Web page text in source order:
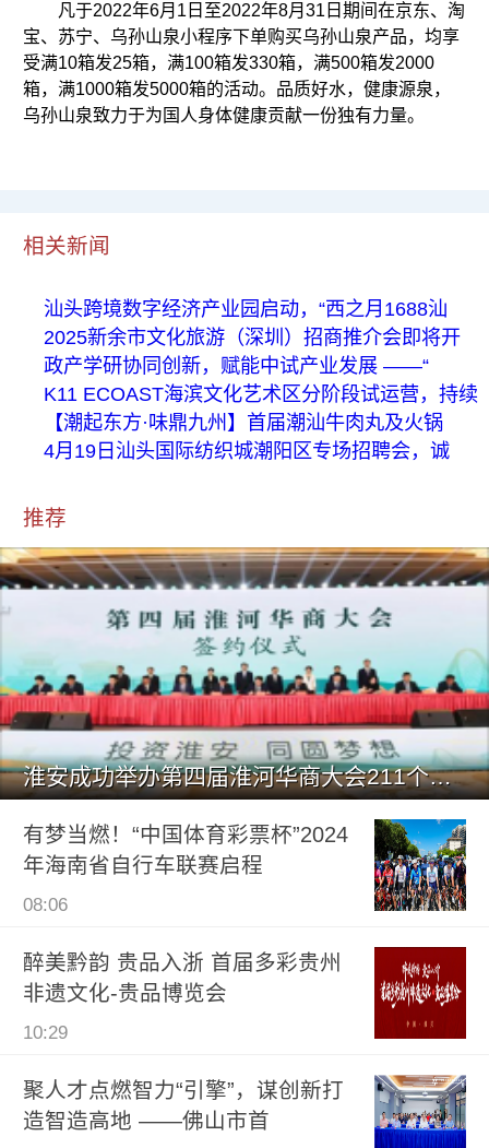
凡于2022年6月1日至2022年8月31日期间在京东、淘
宝、苏宁、乌孙山泉小程序下单购买乌孙山泉产品，均享
受满10箱发25箱，满100箱发330箱，满500箱发2000
箱，满1000箱发5000箱的活动。品质好水，健康源泉，
乌孙山泉致力于为国人身体健康贡献一份独有力量。
相关新闻
汕头跨境数字经济产业园启动，“西之月1688汕
2025新余市文化旅游（深圳）招商推介会即将开
政产学研协同创新，赋能中试产业发展 ——“
K11 ECOAST海滨文化艺术区分阶段试运营，持续
【潮起东方·味鼎九州】首届潮汕牛肉丸及火锅
4月19日汕头国际纺织城潮阳区专场招聘会，诚
推荐
淮安成功举办第四届淮河华商大会211个签约项目 总投资1486.
有梦当燃！“中国体育彩票杯”2024
年海南省自行车联赛启程
08:06
醉美黔韵 贵品入浙 首届多彩贵州
非遗文化-贵品博览会
10:29
聚人才点燃智力“引擎”，谋创新打
造智造高地 ——佛山市首